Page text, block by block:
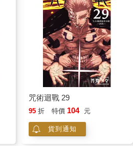
咒術迴戰 29
95 折 特價 104 元
貨到通知